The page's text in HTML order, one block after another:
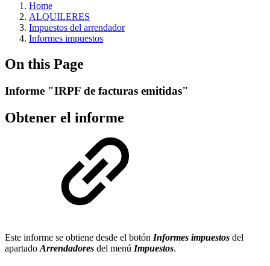
Home
ALQUILERES
Impuestos del arrendador
Informes impuestos
On this Page
Informe "IRPF de facturas emitidas"
Obtener el informe
Este informe se obtiene desde el botón Informes impuestos del
apartado Arrendadores del menú Impuestos.